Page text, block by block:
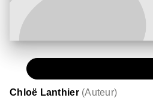
Chloë Lanthier (Auteur)